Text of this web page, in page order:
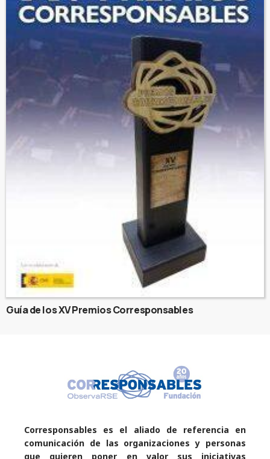
Guía de los XV Premios Corresponsables
Corresponsables es el aliado de referencia en
comunicación de las organizaciones y personas
que quieren poner en valor sus iniciativas